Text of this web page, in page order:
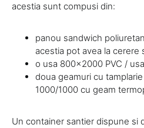
acestia sunt compusi din:
panou sandwich
acestia pot avea la cerere
o usa 800×2000 PVC /
doua geamuri cu
1000/1000 cu geam
Un container santier dispune si